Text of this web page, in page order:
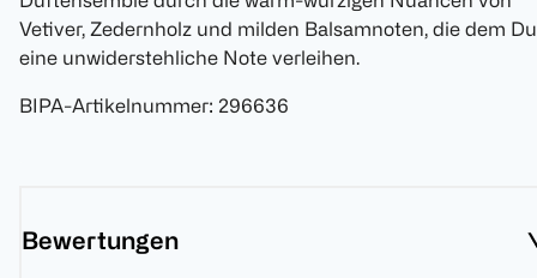
Vetiver, Zedernholz und milden Balsamnoten, die dem
eine unwiderstehliche Note verleihen.
BIPA-Artikelnummer: 296636
Bewertungen